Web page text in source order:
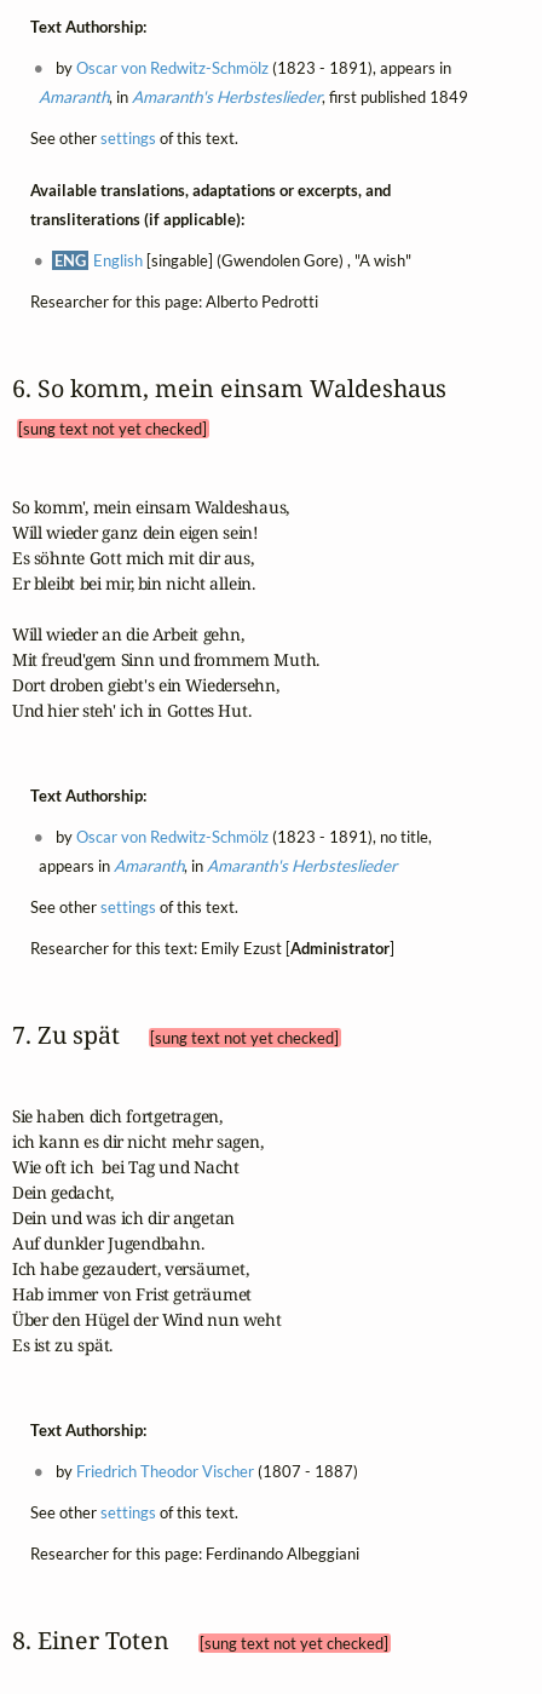
Text Authorship:
byOscar von Redwitz-Schmölz(1823 - 1891), appears in
Amaranth, in Amaranth's Herbsteslieder, first published 1849
See othersettings of this text.
Available translations, adaptations or excerpts, and
transliterations (if applicable):
ENG English [singable] (Gwendolen Gore) , "A wish"
Researcher for this page: Alberto Pedrotti
6. So komm, mein einsam Waldeshaus
[sung text not yet checked]
So komm', mein einsam Waldeshaus,
Will wieder ganz dein eigen sein!
Es söhnte Gott mich mit dir aus,
Er bleibt bei mir, bin nicht allein.
Will wieder an die Arbeit gehn,
Mit freud'gem Sinn und frommem Muth.
Dort droben giebt's ein Wiedersehn,
Und hier steh' ich in Gottes Hut.
Text Authorship:
byOscar von Redwitz-Schmölz(1823 - 1891), no title,
appears in Amaranth, in Amaranth's Herbsteslieder
See othersettings of this text.
Researcher for this text: Emily Ezust [Administrator]
7. Zu spät [sung text not yet checked]
Sie haben dich fortgetragen,
ich kann es dir nicht mehr sagen,
Wie oft ich  bei Tag und Nacht
Dein gedacht,
Dein und was ich dir angetan
Auf dunkler Jugendbahn.
Ich habe gezaudert, versäumet,
Hab immer von Frist geträumet
Über den Hügel der Wind nun weht
Es ist zu spät.
Text Authorship:
by Friedrich Theodor Vischer(1807 - 1887)
See othersettings of this text.
Researcher for this page: Ferdinando Albeggiani
8. Einer Toten [sung text not yet checked]